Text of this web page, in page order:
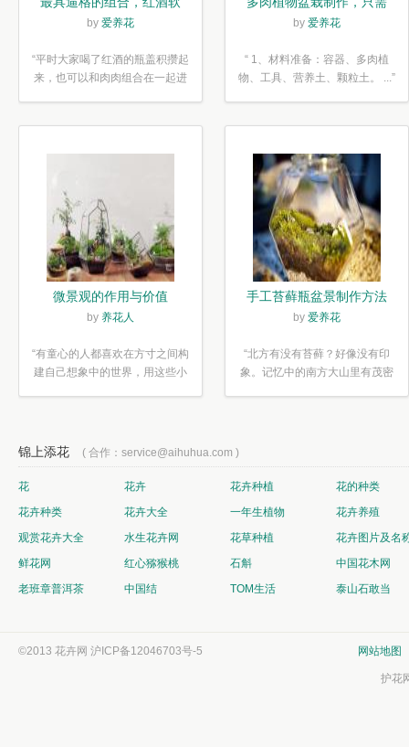
木塞diy多肉植物盆栽
by 爱养花
“平时大家喝了红酒的瓶盖积攒起
来，也可以和肉肉组合在一起进
简单6步
by 爱养花
“ 1、材料准备：容器、多肉植
物、工具、营养土、颗粒土。 ...”
微景观的作用与价值
by 养花人
“有童心的人都喜欢在方寸之间构
建自己想象中的世界，用这些小
手工苔藓瓶盆景制作方法
by 爱养花
“北方有没有苔藓？好像没有印
象。记忆中的南方大山里有茂密
锦上添花 ( 合作：service@aihuhua.com )
花 花卉 花卉种植
花的种类
花卉种类
花卉大全 一年生植物
花卉养殖
观赏花卉大全
水生花卉网 花草种植
花卉图片及名
鲜花网
红心猕猴桃 石斛
中国花木网
老班章普洱茶
中国结 TOM生活 泰山石敢当
©2013 花卉网 沪ICP备12046703号-5 网站地图
护花